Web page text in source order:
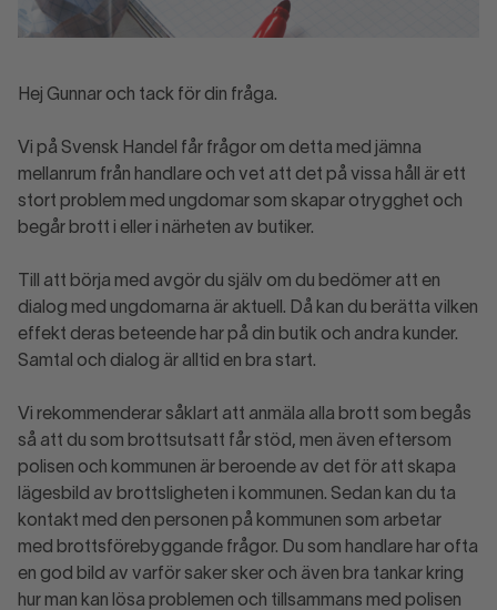
Hej Gunnar och tack för din fråga.
Vi på Svensk Handel får frågor om detta med jämna
mellanrum från handlare och vet att det på vissa håll är ett
stort problem med ungdomar som skapar otrygghet och
begår brott i eller i närheten av butiker.
Till att börja med avgör du själv om du bedömer att en
dialog med ungdomarna är aktuell. Då kan du berätta vilken
effekt deras beteende har på din butik och andra kunder.
Samtal och dialog är alltid en bra start.
Vi rekommenderar såklart att anmäla alla brott som begås
så att du som brottsutsatt får stöd, men även eftersom
polisen och kommunen är beroende av det för att skapa
lägesbild av brottsligheten i kommunen. Sedan kan du ta
kontakt med den personen på kommunen som arbetar
med brottsförebyggande frågor. Du som handlare har ofta
en god bild av varför saker sker och även bra tankar kring
hur man kan lösa problemen och tillsammans med polisen